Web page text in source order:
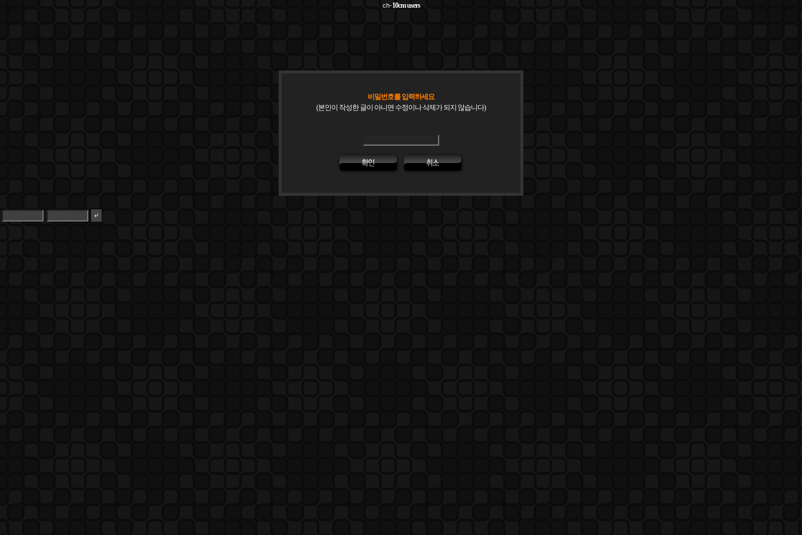
ch-10cmusers
비밀번호를 입력하세요
(본인이 작성한 글이 아니면 수정이나 삭제가 되지 않습니다)